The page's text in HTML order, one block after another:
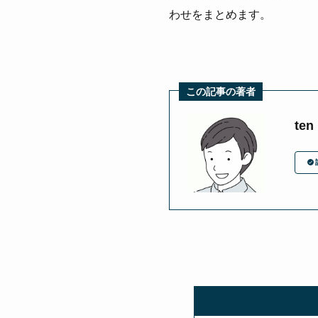
わせをまとめます。
この記事の著者
ten